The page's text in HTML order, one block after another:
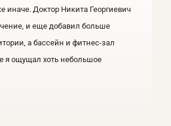
иначе. Доктор Никита Георгиевич
и еще добавил больше
а бассейн и фитнес‑зал
я ощущал хоть небольшое